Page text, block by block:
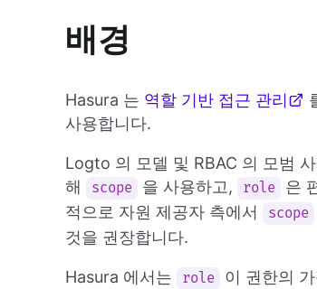
배경
Hasura 는 역할 기반 접근 관리
사용합니다.
Logto 의 모델 및 RBAC 의 모범
해
scope 을 사용하고, role 은
적으로 자원 제공자 측에서
scope
것을 권장합니다.
Hasura 에서는 role 이 권한의